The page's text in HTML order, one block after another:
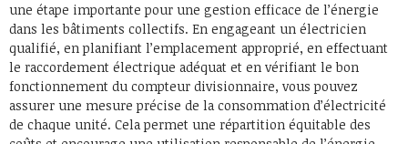
une étape importante pour une gestion efficace de l’énergie
dans les bâtiments collectifs. En engageant un électricien
qualifié, en planifiant l’emplacement approprié, en effectuant
le raccordement électrique adéquat et en vérifiant le bon
fonctionnement du compteur divisionnaire, vous pouvez
assurer une mesure précise de la consommation d’électricité
de chaque unité. Cela permet une répartition équitable des